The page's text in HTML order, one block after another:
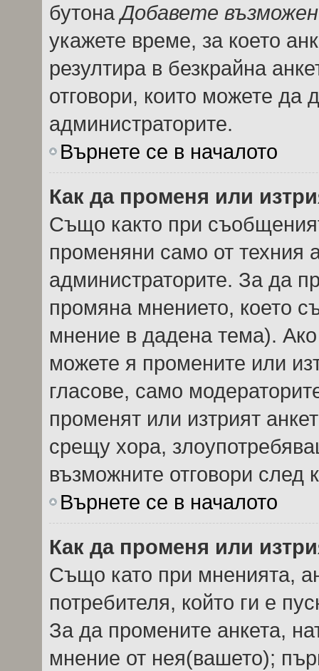
бутонаДобавете
укажете време, за което
резултира в безкрайна
отговори, които можете да
администраторите.
Върнете се в началото
Как да променя или
Също както при
променяни само от техния
администраторите. За да
промяна мнението, което
мнение в дадена тема). Ако
можете я промените или
гласове, само
променят или изтрият
срещу хора,
възможните отговори след
Върнете се в началото
Как да променя или
Също като при мненията,
потребителя, който ги е
За да промените анкета,
мнение от нея(вашето);